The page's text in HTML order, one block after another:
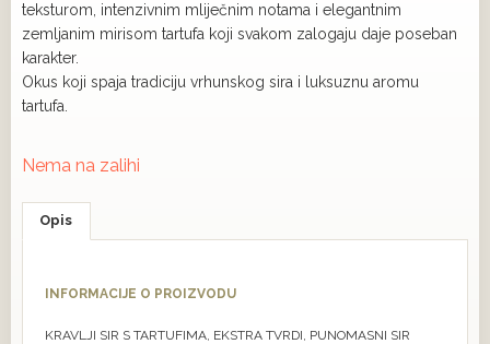
teksturom, intenzivnim mliječnim notama i elegantnim
zemljanim mirisom tartufa koji svakom zalogaju daje poseban
karakter.
Okus koji spaja tradiciju vrhunskog sira i luksuznu aromu
tartufa.
Nema na zalihi
Opis
INFORMACIJE O PROIZVODU
KRAVLJI SIR S TARTUFIMA, EKSTRA TVRDI, PUNOMASNI SIR